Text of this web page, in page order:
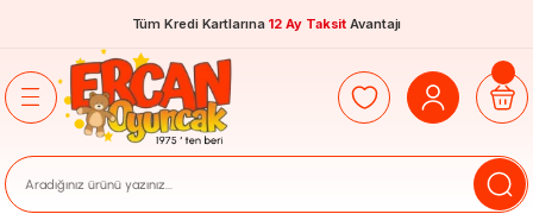
Tüm Kredi Kartlarına 12 Ay Taksit Avantajı